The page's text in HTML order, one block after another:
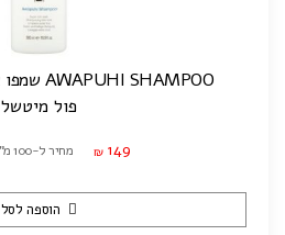
AWAPUHI SHAMPOO שמפו אוואפוהי | 1000 מ"ל
פול מיטשל
₪ 149 מחיר ל-100 מ"ל: ₪14.90
הוספה לסל